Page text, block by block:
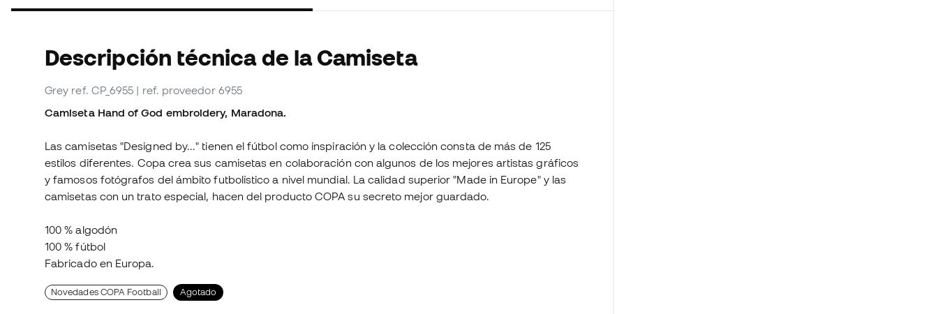
Descripción técnica de la Camiseta
Grey ref. CP_6955 | ref. proveedor 6955
Camiseta Hand of God embroidery, Maradona.
Las camisetas "Designed by..." tienen el fútbol como inspiración y la colección consta de más de 125
estilos diferentes. Copa crea sus camisetas en colaboración con algunos de los mejores artistas gráficos
y famosos fotógrafos del ámbito futbolístico a nivel mundial. La calidad superior "Made in Europe" y las
camisetas con un trato especial, hacen del producto COPA su secreto mejor guardado.
100 % algodón
100 % fútbol
Fabricado en Europa.
Novedades COPA Football Agotado